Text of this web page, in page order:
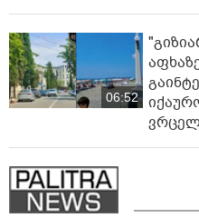
06:52